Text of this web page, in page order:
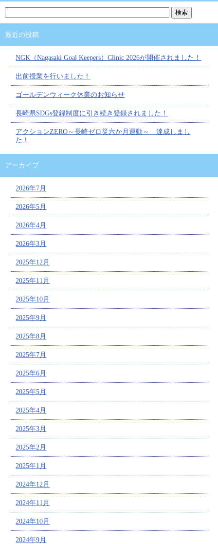
最近の投稿
NGK（Nagasaki Goal Keepers）Clinic 2026が開催されました！
出前授業を行いました！
ゴールデンウィーク休業のお知らせ
長崎県SDGs登録制度に引き続き登録されました！
アクションZERO～長崎ゼロ災六か月運動～ 達成しまし
た！
アーカイブ
2026年7月
2026年5月
2026年4月
2026年3月
2025年12月
2025年11月
2025年10月
2025年9月
2025年8月
2025年7月
2025年6月
2025年5月
2025年4月
2025年3月
2025年2月
2025年1月
2024年12月
2024年11月
2024年10月
2024年9月